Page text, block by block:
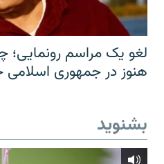
لغو یک مراسم رونمایی؛
هنوز در جمهوری
بشنوید